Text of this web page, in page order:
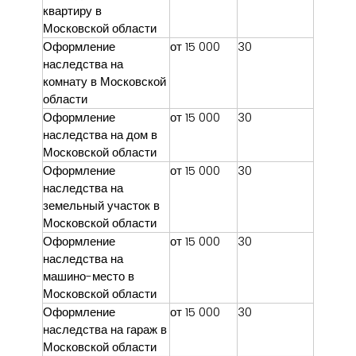
квартиру в
Московской области
Оформление
наследства на
комнату в Московской
области
от 15 000 30
Оформление
наследства на дом в
Московской области
от 15 000 30
Оформление
наследства на
земельный участок в
Московской области
от 15 000 30
Оформление
наследства на
машино-место в
Московской области
от 15 000 30
Оформление
наследства на гараж в
Московской области
от 15 000 30